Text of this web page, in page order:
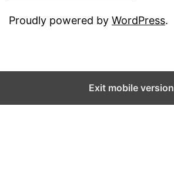
Proudly powered by WordPress.
Exit mobile version